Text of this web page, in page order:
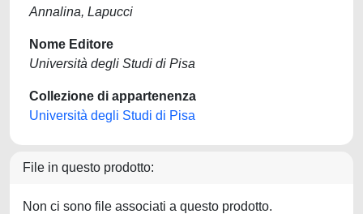
Annalina, Lapucci
Nome Editore
Università degli Studi di Pisa
Collezione di appartenenza
Università degli Studi di Pisa
File in questo prodotto:
Non ci sono file associati a questo prodotto.